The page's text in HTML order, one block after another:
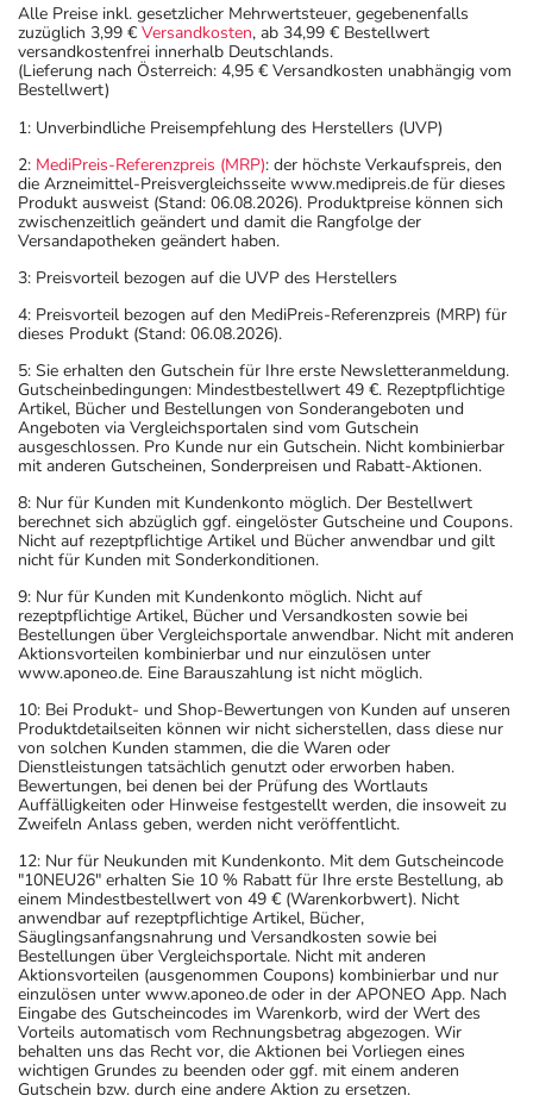
Alle Preise inkl. gesetzlicher Mehrwertsteuer, gegebenenfalls
zuzüglich 3,99 € Versandkosten, ab 34,99 € Bestellwert
versandkostenfrei innerhalb Deutschlands.
(Lieferung nach Österreich: 4,95 € Versandkosten unabhängig vom
Bestellwert)
1: Unverbindliche Preisempfehlung des Herstellers (UVP)
2: MediPreis-Referenzpreis (MRP): der höchste Verkaufspreis, den
die Arzneimittel-Preisvergleichsseite www.medipreis.de für dieses
Produkt ausweist (Stand: 06.08.2026). Produktpreise können sich
zwischenzeitlich geändert und damit die Rangfolge der
Versandapotheken geändert haben.
3: Preisvorteil bezogen auf die UVP des Herstellers
4: Preisvorteil bezogen auf den MediPreis-Referenzpreis (MRP) für
dieses Produkt (Stand: 06.08.2026).
5: Sie erhalten den Gutschein für Ihre erste Newsletteranmeldung.
Gutscheinbedingungen: Mindestbestellwert 49 €. Rezeptpflichtige
Artikel, Bücher und Bestellungen von Sonderangeboten und
Angeboten via Vergleichsportalen sind vom Gutschein
ausgeschlossen. Pro Kunde nur ein Gutschein. Nicht kombinierbar
mit anderen Gutscheinen, Sonderpreisen und Rabatt-Aktionen.
8: Nur für Kunden mit Kundenkonto möglich. Der Bestellwert
berechnet sich abzüglich ggf. eingelöster Gutscheine und Coupons.
Nicht auf rezeptpflichtige Artikel und Bücher anwendbar und gilt
nicht für Kunden mit Sonderkonditionen.
9: Nur für Kunden mit Kundenkonto möglich. Nicht auf
rezeptpflichtige Artikel, Bücher und Versandkosten sowie bei
Bestellungen über Vergleichsportale anwendbar. Nicht mit anderen
Aktionsvorteilen kombinierbar und nur einzulösen unter
www.aponeo.de. Eine Barauszahlung ist nicht möglich.
10: Bei Produkt- und Shop-Bewertungen von Kunden auf unseren
Produktdetailseiten können wir nicht sicherstellen, dass diese nur
von solchen Kunden stammen, die die Waren oder
Dienstleistungen tatsächlich genutzt oder erworben haben.
Bewertungen, bei denen bei der Prüfung des Wortlauts
Auffälligkeiten oder Hinweise festgestellt werden, die insoweit zu
Zweifeln Anlass geben, werden nicht veröffentlicht.
12: Nur für Neukunden mit Kundenkonto. Mit dem Gutscheincode
"10NEU26" erhalten Sie 10 % Rabatt für Ihre erste Bestellung, ab
einem Mindestbestellwert von 49 € (Warenkorbwert). Nicht
anwendbar auf rezeptpflichtige Artikel, Bücher,
Säuglingsanfangsnahrung und Versandkosten sowie bei
Bestellungen über Vergleichsportale. Nicht mit anderen
Aktionsvorteilen (ausgenommen Coupons) kombinierbar und nur
einzulösen unter www.aponeo.de oder in der APONEO App. Nach
Eingabe des Gutscheincodes im Warenkorb, wird der Wert des
Vorteils automatisch vom Rechnungsbetrag abgezogen. Wir
behalten uns das Recht vor, die Aktionen bei Vorliegen eines
wichtigen Grundes zu beenden oder ggf. mit einem anderen
Gutschein bzw. durch eine andere Aktion zu ersetzen.